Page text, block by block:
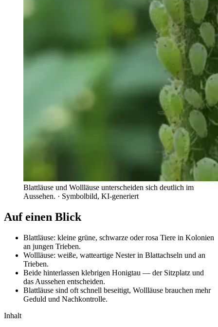
Blattläuse und Wollläuse unterscheiden sich deutlich im
Aussehen. · Symbolbild, KI-generiert
Auf einen Blick
Blattläuse: kleine grüne, schwarze oder rosa Tiere in Kolonien
an jungen Trieben.
Wollläuse: weiße, watteartige Nester in Blattachseln und an
Trieben.
Beide hinterlassen klebrigen Honigtau — der Sitzplatz und
das Aussehen entscheiden.
Blattläuse sind oft schnell beseitigt, Wollläuse brauchen mehr
Geduld und Nachkontrolle.
Inhalt